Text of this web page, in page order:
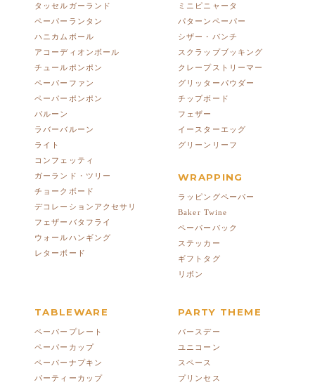
タッセルガーランド
ペーパーランタン
ハニカムボール
アコーディオンボール
チュールポンポン
ペーパーファン
ペーパーポンポン
バルーン
ラバーバルーン
ライト
コンフェッティ
ガーランド・ツリー
チョークボード
デコレーションアクセサリ
フェザーバタフライ
ウォールハンギング
レターボード
ミニピニャータ
パターンペーパー
シザー・パンチ
スクラップブッキング
クレープストリーマー
グリッターパウダー
チップボード
フェザー
イースターエッグ
グリーンリーフ
WRAPPING
ラッピングペーパー
Baker Twine
ペーパーバック
ステッカー
ギフトタグ
リボン
TABLEWARE
ペーパープレート
ペーパーカップ
ペーパーナプキン
パーティーカップ
PARTY THEME
バースデー
ユニコーン
スペース
プリンセス